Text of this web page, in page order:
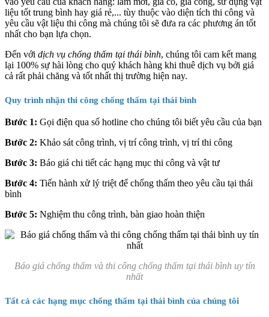
liệu tốt trung bình hay giá rẻ,... tùy thuộc vào diện tích thi công và
yêu cầu vật liệu thi công mà chúng tôi sẽ đưa ra các phương án tốt
nhất cho bạn lựa chọn.
Đến với dịch vụ chống thấm tại thái bình, chúng tôi cam kết mang
lại 100% sự hài lòng cho quý khách hàng khi thuê dịch vụ bởi giá
cả rất phải chăng và tốt nhất thị trường hiện nay.
Quy trình nhận thi công chống thấm tại thái bình
Bước 1: Gọi điện qua số hotline cho chúng tôi biết yêu cầu của bạn
Bước 2: Khảo sát công trình, vị trí công trình, vị trí thi công
Bước 3: Báo giá chi tiết các hạng mục thi công và vật tư
Bước 4: Tiến hành xử lý triệt để chống thấm theo yêu cầu tại thái
bình
Bước 5: Nghiệm thu công trình, bàn giao hoàn thiện
Báo giá chống thấm và thi công chống thấm tại thái bình uy tín
nhất
Tất cả các hạng mục chống thấm tại thái bình của chúng tôi